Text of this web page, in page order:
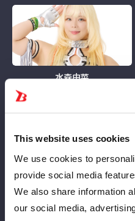
This website uses cookies
We use cookies to
provide social media
We also share information
our social media,
水森由菜
吏南